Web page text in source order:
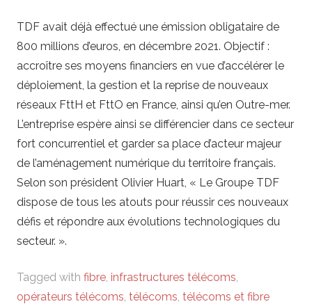
TDF avait déjà effectué une émission obligataire de
800 millions d’euros, en décembre 2021. Objectif :
accroître ses moyens financiers en vue d’accélérer le
déploiement, la gestion et la reprise de nouveaux
réseaux FttH et FttO en France, ainsi qu’en Outre-mer.
L’entreprise espère ainsi se différencier dans ce secteur
fort concurrentiel et garder sa place d’acteur majeur
de l’aménagement numérique du territoire français.
Selon son président Olivier Huart, « Le Groupe TDF
dispose de tous les atouts pour réussir ces nouveaux
défis et répondre aux évolutions technologiques du
secteur. ».
Tagged with fibre, infrastructures télécoms,
opérateurs télécoms, télécoms, télécoms et fibre